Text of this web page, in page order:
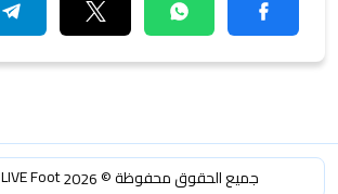
جميع الحقوق محفوظة ©2026LIVE Foot - بث مباشر